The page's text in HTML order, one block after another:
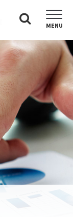
MENU